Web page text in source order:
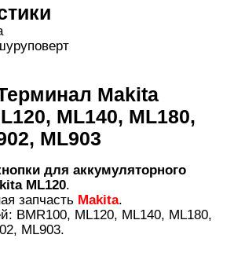
Makita
ML140, ML180,
ML903
для аккумуляторного
ML120.
запчасть Makita.
BMR100, ML120, ML140, ML180,
ML903.